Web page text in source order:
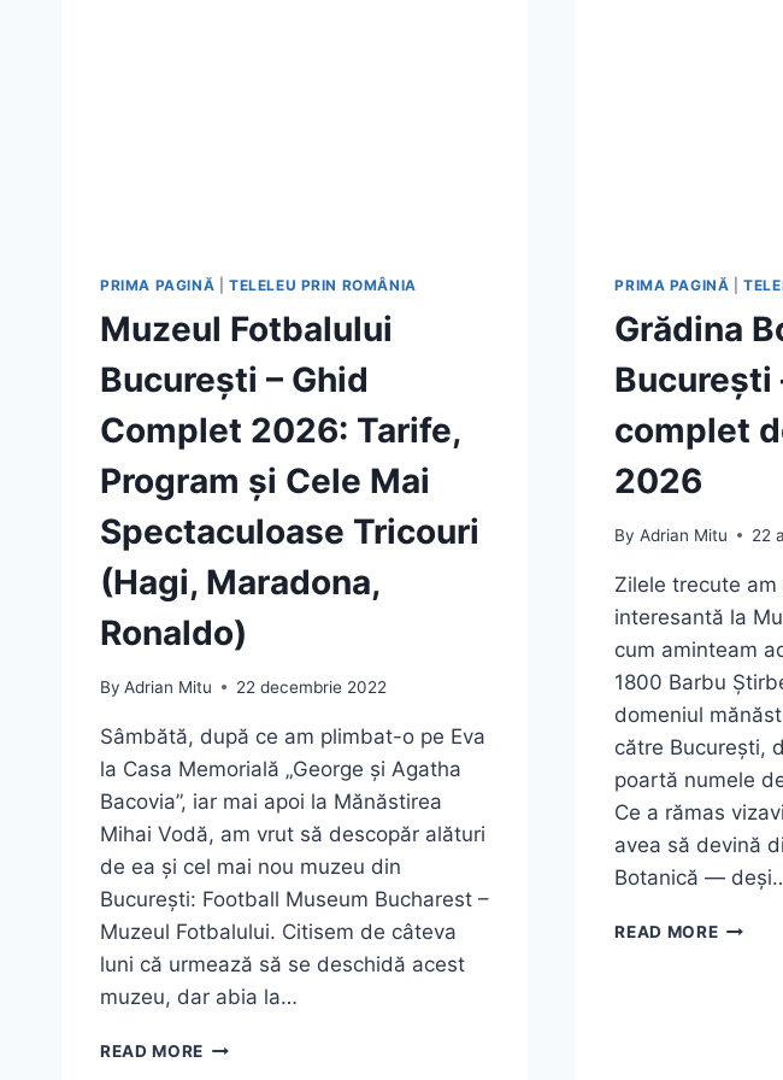
PRIMA PAGINĂ TELELEU PRIN ROMÂNIA
Muzeul Fotbalului
București – Ghid
Complet 2026: Tarife,
Program și Cele Mai
Spectaculoase Tricouri
(Hagi, Maradona,
Ronaldo)
By Adrian Mitu 22 decembrie 2022
Sâmbătă, după ce am plimbat-o pe Eva
la Casa Memorială „George și Agatha
Bacovia”, iar mai apoi la Mănăstirea
Mihai Vodă, am vrut să descopăr alături
de ea și cel mai nou muzeu din
București: Football Museum Bucharest –
Muzeul Fotbalului. Citisem de câteva
luni că urmează să se deschidă acest
muzeu, dar abia la…
READ MORE MUZEUL
PRIMA PAGINĂ |
Grădina
București
complet
2026
By Adrian Mitu 22
Zilele trecute
interesantă la
cum aminteam
1800 Barbu
domeniul
către București,
poartă numele
Ce a rămas
avea să devină
Botanică —
READ MORE